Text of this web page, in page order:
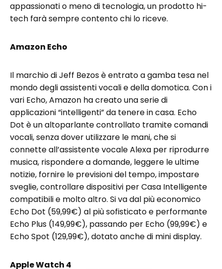
appassionati o meno di tecnologia, un prodotto hi-
tech farà sempre contento chi lo riceve.
Amazon Echo
Il marchio di Jeff Bezos è entrato a gamba tesa nel
mondo degli assistenti vocali e della domotica. Con i
vari Echo, Amazon ha creato una serie di
applicazioni “intelligenti” da tenere in casa. Echo
Dot è un altoparlante controllato tramite comandi
vocali, senza dover utilizzare le mani, che si
connette all’assistente vocale Alexa per riprodurre
musica, rispondere a domande, leggere le ultime
notizie, fornire le previsioni del tempo, impostare
sveglie, controllare dispositivi per Casa Intelligente
compatibili e molto altro. Si va dal più economico
Echo Dot (59,99€) al più sofisticato e performante
Echo Plus (149,99€), passando per Echo (99,99€) e
Echo Spot (129,99€), dotato anche di mini display.
Apple Watch 4